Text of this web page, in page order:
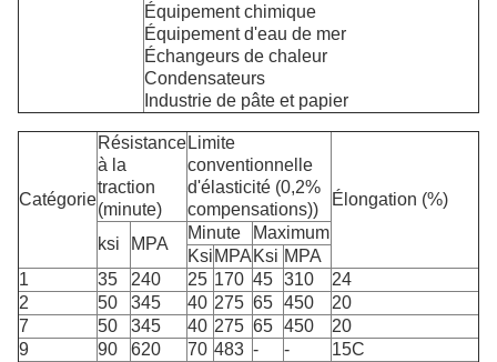
Équipement chimique
Équipement d'eau de mer
Échangeurs de chaleur
Condensateurs
Industrie de pâte et papier
Catégorie
Résistance
à la
traction
(minute)
Limite
conventionnelle
d'élasticité (0,2%
compensations))
Élongation (%)
ksi MPA
Minute
Maximum
Ksi MPA Ksi MPA
1
35 240 25 170 45 310
24
2
50 345 40 275 65 450
20
7
50 345 40 275 65 450
20
9
90 620 70 483 - -
15C